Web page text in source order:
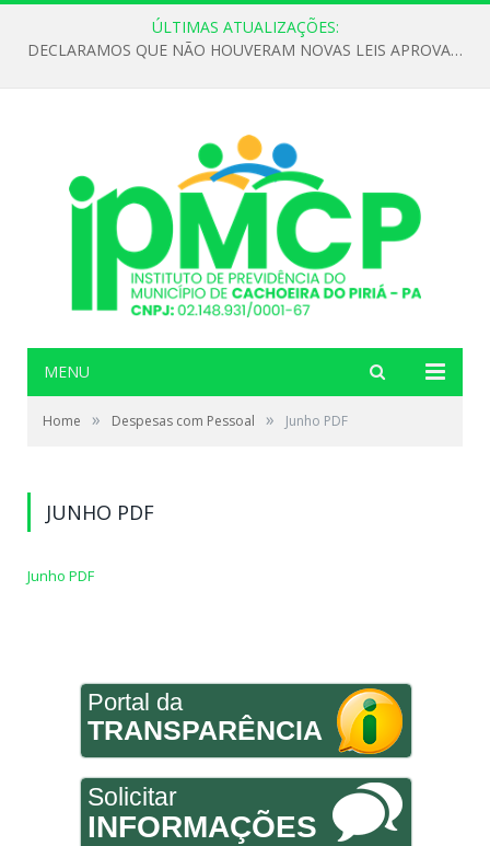
ÚLTIMAS ATUALIZAÇÕES:
DECLARAMOS QUE NÃO HOUVERAM NOVAS LEIS APROVADAS ATÉ O MOMENTO PARA O INSTITUTO DE PREVIDÊNCIA NO ANO DE 2026
MENU
Home » Despesas com Pessoal » Junho PDF
JUNHO PDF
Junho PDF
Portal da
TRANSPARÊNCIA
Solicitar
INFORMAÇÕES